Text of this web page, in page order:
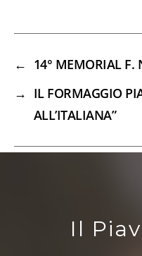
← 14° MEMORIAL F.
→ IL FORMAGGIO
ALL’ITALIANA”
Il